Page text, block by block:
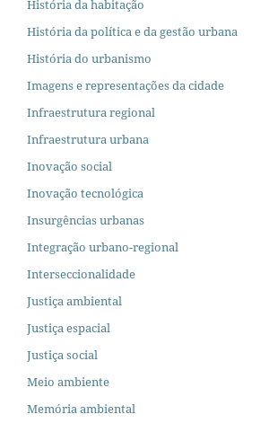
História da habitação
História da política e da gestão urbana
História do urbanismo
Imagens e representações da cidade
Infraestrutura regional
Infraestrutura urbana
Inovação social
Inovação tecnológica
Insurgências urbanas
Integração urbano-regional
Interseccionalidade
Justiça ambiental
Justiça espacial
Justiça social
Meio ambiente
Memória ambiental